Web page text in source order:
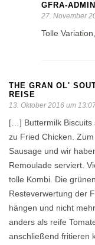
GFRA-ADMIN
27. November
Tolle
THE GRAN OL'
REISE
13. Oktober 2016 um
[…] Buttermilk Biscuits
zu Fried Chicken.
Sausage und wir
Remoulade serviert.
tolle Kombi. Die
Resteverwertung der
hängen und nicht
anders als reife
anschließend fritieren